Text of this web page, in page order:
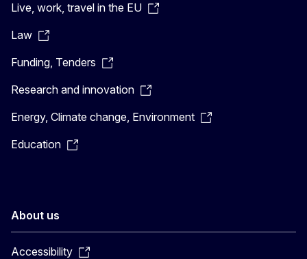
Live, work, travel in the EU
Law
Funding, Tenders
Research and innovation
Energy, Climate change, Environment
Education
About us
Accessibility